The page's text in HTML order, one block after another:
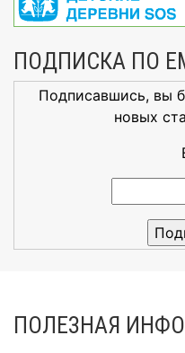
ПОДПИСКА ПО
Подписавшись, вы
новых
ПОЛЕЗНАЯ